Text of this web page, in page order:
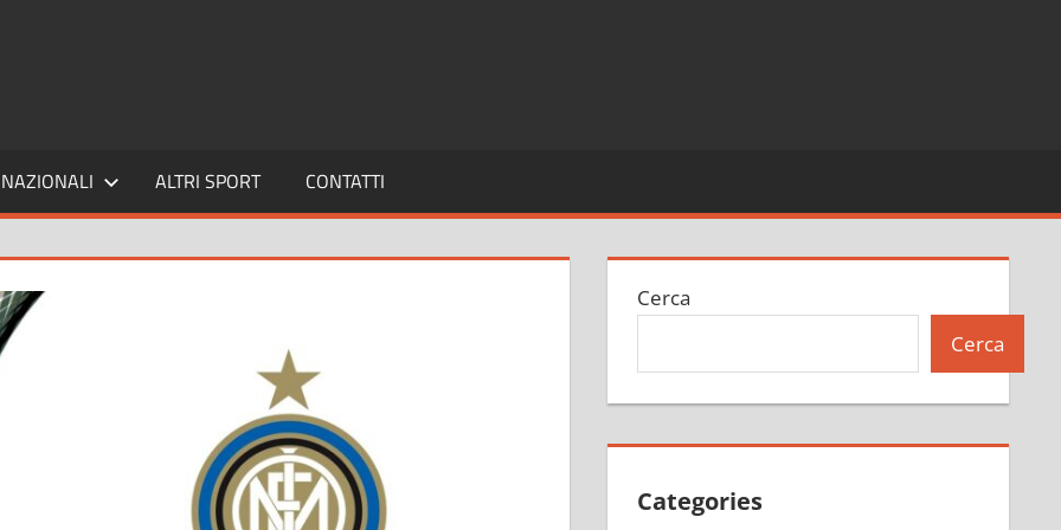
NAZIONALI ALTRI SPORT CONTATTI
Cerca
Cerca
Categories